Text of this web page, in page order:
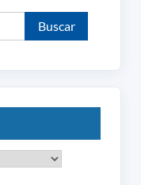
Buscar: